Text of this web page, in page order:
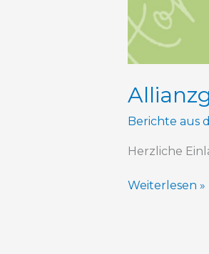
Berichte aus
Herzliche
Weiterlesen »